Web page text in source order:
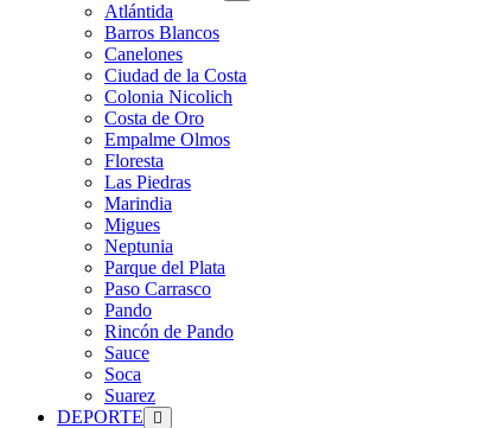
Atlántida
Barros Blancos
Canelones
Ciudad de la Costa
Colonia Nicolich
Costa de Oro
Empalme Olmos
Floresta
Las Piedras
Marindia
Migues
Neptunia
Parque del Plata
Paso Carrasco
Pando
Rincón de Pando
Sauce
Soca
Suarez
DEPORTE